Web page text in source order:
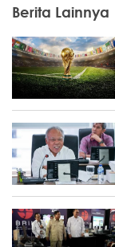
Berita Lainnya